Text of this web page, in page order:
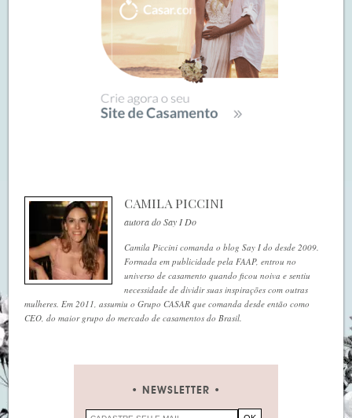
CAMILA PICCINI
autora do Say I Do
Camila Piccini comanda o blog Say I do desde 2009.
Formada em publicidade pela FAAP, entrou no
universo de casamento quando ficou noiva e sentiu
necessidade de dividir suas inspirações com outras
mulheres. Em 2011, assumiu o Grupo CASAR que comanda desde então como
CEO, do maior grupo do mercado de casamentos do Brasil.
NEWSLETTER